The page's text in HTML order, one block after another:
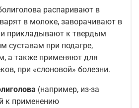
распаривают в
в молоке, заворачивают в
прикладывают к твердым
суставам при подагре,
а также применяют для
при «слоновой» болезни.
(например, из-за
к применению